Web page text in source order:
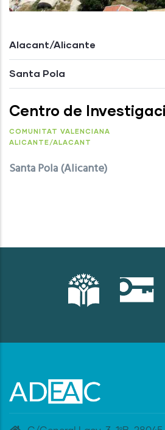
Alacant/Alicante
Santa Pola
Centro de
COMUNITAT VALENCIANA
ALICANTE/ALACANT
Santa Pola (Alicante)